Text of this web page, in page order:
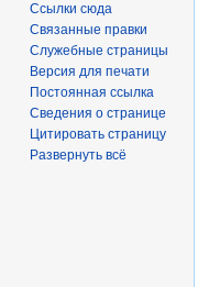
Ссылки сюда
Связанные правки
Служебные страницы
Версия для печати
Постоянная ссылка
Сведения о странице
Цитировать страницу
Развернуть всё